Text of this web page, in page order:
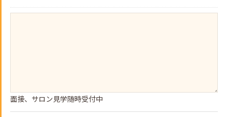
のサービスをご提供できない場合がございますので
用停止の手続を定めさせて頂いております。
面接、サロン見学随時受付中